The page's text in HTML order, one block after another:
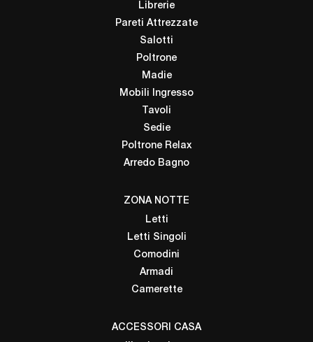
Librerie
Pareti Attrezzate
Salotti
Poltrone
Madie
Mobili Ingresso
Tavoli
Sedie
Poltrone Relax
Arredo Bagno
ZONA NOTTE
Letti
Letti Singoli
Comodini
Armadi
Camerette
ACCESSORI CASA